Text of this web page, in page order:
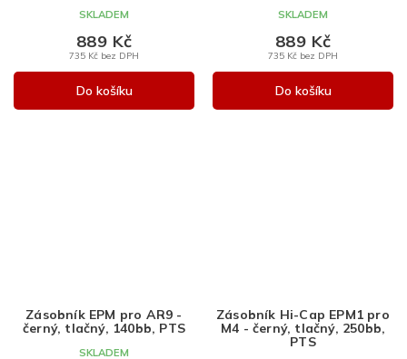
SKLADEM
735 Kč bez DPH
889 Kč
Do košíku
SKLADEM
735 Kč bez DPH
889 Kč
Do košíku
Zásobník EPM pro AR9 -
černý, tlačný, 140bb, PTS
SKLADEM
Zásobník Hi-Cap EPM1 pro
M4 - černý, tlačný, 250bb,
PTS